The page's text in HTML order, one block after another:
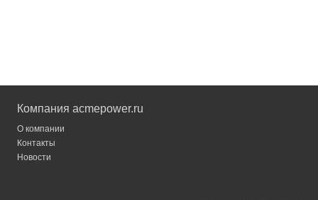
Компания acmepower.ru
О компании
Контакты
Новости